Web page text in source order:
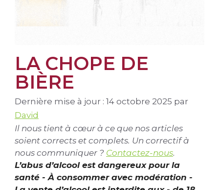
LA CHOPE DE
BIÈRE
Dernière mise à jour : 14 octobre 2025 par
David
Il nous tient à cœur à ce que nos articles
soient corrects et complets. Un correctif à
nous communiquer ? Contactez-nous.
L’abus d’alcool est dangereux pour la
santé - À consommer avec modération -